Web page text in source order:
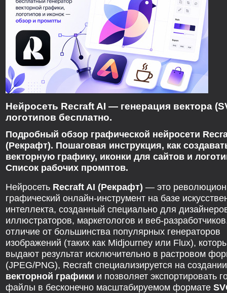
Нейросеть Recraft AI — генерация вектора
логотипов бесплатно.
Подробный обзор графической нейросети
(Рекрафт). Пошаговая инструкция, как
векторную графику, иконки для сайтов и
Список рабочих промптов.
Нейросеть Recraft AI (Рекрафт) — это
графический онлайн-инструмент на базе
интеллекта, созданный специально для
иллюстраторов, маркетологов и веб-
отличие от большинства популярных генераторов
изображений (таких как Midjourney или Flux),
выдают результат исключительно в растровом
(JPEG/PNG), Recraft специализируется на
векторной графики и позволяет экспортировать
файлы в бесконечно масштабируемом формате